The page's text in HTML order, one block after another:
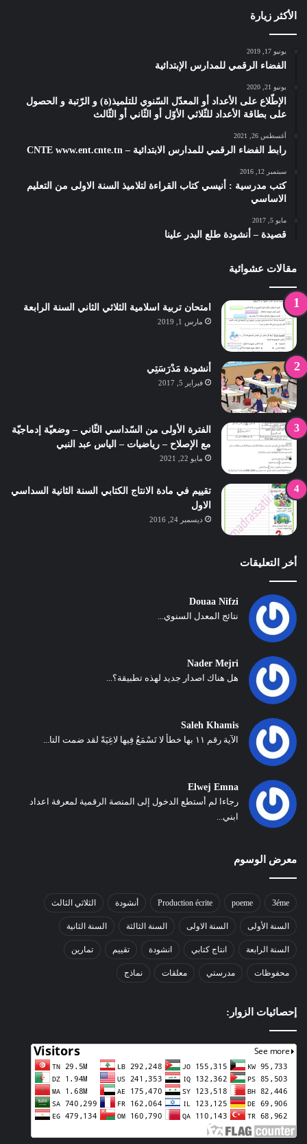
الأكثر زيارة
يونيو 17, 2019
الفضاء الرقمي للمدارس الإبتدائية
يونيو 21, 2020
الإطّلاع على الأعداد أو المعدّل السّنوي للتلميذ(ة) و الرّتبة و الحصول
على بطاقة الأعداد للثّلاثي الأوّل أو الثّاني أو الثّالث
أغسطس 26, 2021
رابط الفضاء الرقمي للمدارس الابتدائية – CNTE www.ent.cnte.tn
سبتمبر 12, 2016
كتب مدرسية : أنيسي كتاب القراءة لتلاميذ السنة الاولى من التعليم
الاساسي
مايو 5, 2017
قصيدة – أنشودة طلع البدر علينا
مقالات عشوائية
امتحان تربية اسلامية الثلاثي الثاني السنة الرابعة
مارس 1, 2019
أنشودة مَدْرَسَتِي
فبراير 5, 2017
الفترة الأولى من السّداسي الثّاني – وضعيّة إدماجيّة
مع الإصلاح – رياضيات – الياس عبد النبي
مايو 22, 2021
تقييم في مادة الانتاج الكتابي السنة الثانية السداسي
الاول
ديسمبر 24, 2016
أخر التعليقات
Douaa Nifzi
نتائج المعدل السنوي...
Nader Mejri
هل هناك اصدار جديد لهذه تطبيقة؟...
Saleh Khamis
الآية رقم ١١ بها خطأ لا تَسْمَعُ فِيها لاغِيَةً لقد ضمت التا...
Elwej Emna
رجاءا لم أستطع الدخول إلى المنصة الرقمية لمعرفة اعداد
ابني...
معرض الوسوم
3éme
poeme
Production écrite أنشودة الثلاثي الثالث
السنة الأولى السنة الاولى السنة الثالثة السنة الثانية
السنة الرابعة انتاج كتابي انشودة تقييم تمارين
محفوظات مدرستي معلقات نماذج
إحصائيات الزوار: